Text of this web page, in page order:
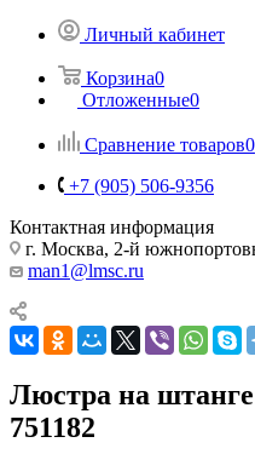
Личный кабинет
Корзина0
Отложенные0
Сравнение товаров0
+7 (905) 506-9356
Контактная информация
г. Москва, 2-й
man1@lmsc.ru
Люстра на
751182